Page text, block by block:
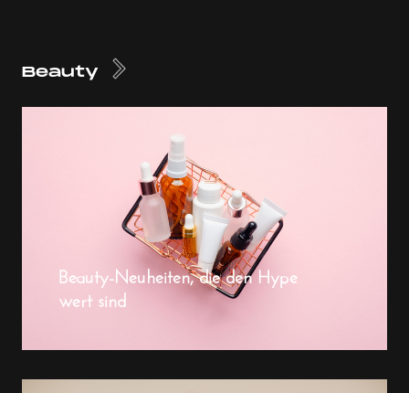
Beauty
Beauty-Neuheiten, die den Hype
wert sind